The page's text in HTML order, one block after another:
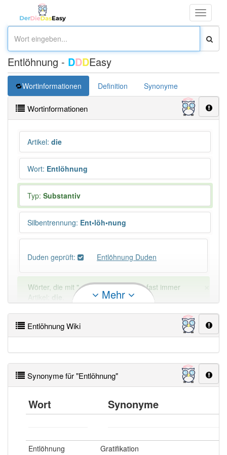
Toggle
Entlöhnung - DDDEasy
Wortinformationen Definition Synonyme
Wortinformationen
Artikel: die
Wort: Entlöhnung
Typ: Substantiv
Silbentrennung: Ent•löh•nung
Duden geprüft: Entlöhnung Duden
Wörter, die mit "-ung" enden, haben fast immer
Artikel:
die
Ausnahmen
Beispiele
DIE:11 043
PowerIndex:
Mehr
Entlöhnung Wiki
Synonyme für "Entlöhnung"
Wort Synonyme
Entlöhnung
Gratifikation